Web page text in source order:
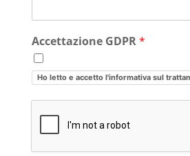
Accettazione GDPR*
Ho letto e accetto l'informativa sul